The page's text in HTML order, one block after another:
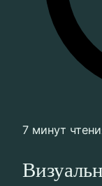
7 минут